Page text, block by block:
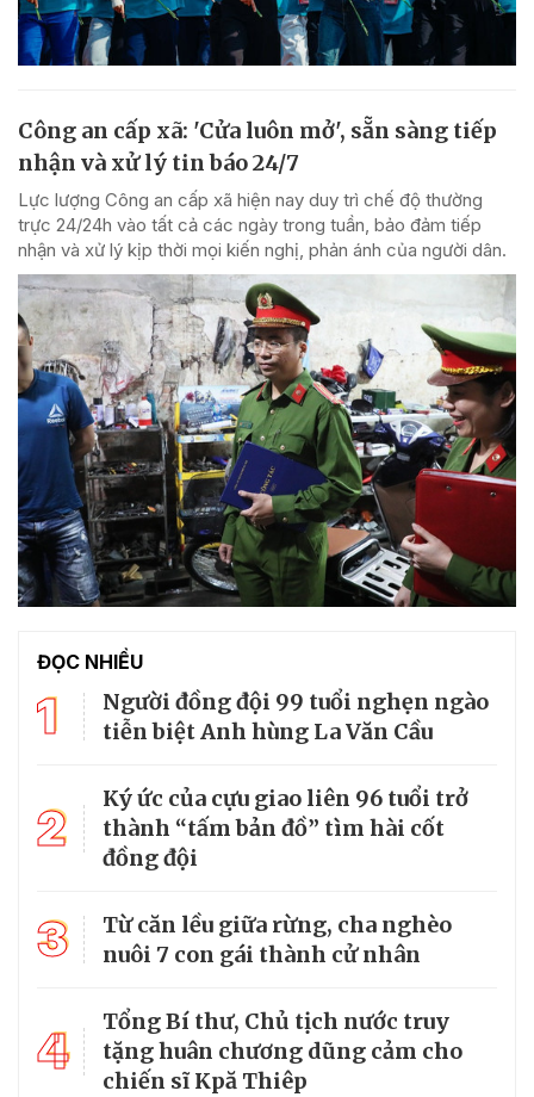
Công an cấp xã: 'Cửa luôn mở', sẵn sàng tiếp
nhận và xử lý tin báo 24/7
Lực lượng Công an cấp xã hiện nay duy trì chế độ thường
trực 24/24h vào tất cả các ngày trong tuần, bảo đảm tiếp
nhận và xử lý kịp thời mọi kiến nghị, phản ánh của người dân.
ĐỌC NHIỀU
1
Người đồng đội 99 tuổi nghẹn ngào
tiễn biệt Anh hùng La Văn Cầu
2
Ký ức của cựu giao liên 96 tuổi trở
thành “tấm bản đồ” tìm hài cốt
đồng đội
3
Từ căn lều giữa rừng, cha nghèo
nuôi 7 con gái thành cử nhân
4
Tổng Bí thư, Chủ tịch nước truy
tặng huân chương dũng cảm cho
chiến sĩ Kpă Thiêp